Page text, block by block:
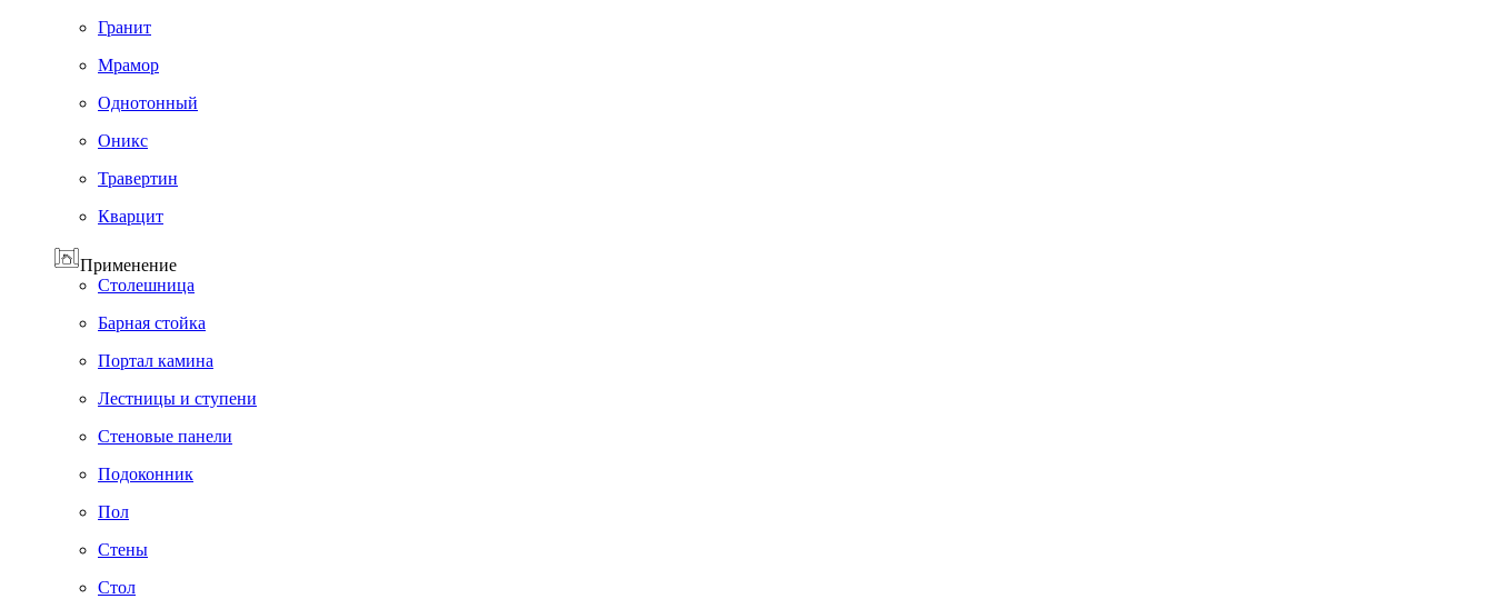
Гранит
Мрамор
Однотонный
Оникс
Травертин
Кварцит
Применение
Cтолешница
Барная стойка
Портал камина
Лестницы и ступени
Стеновые панели
Подоконник
Пол
Cтены
Стол